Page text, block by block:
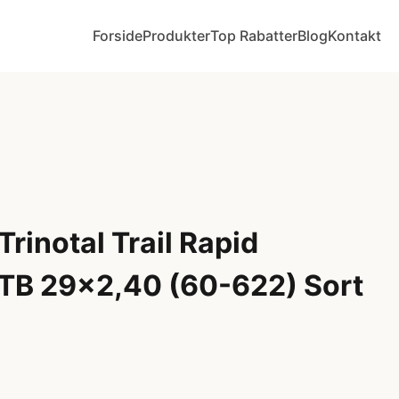
ForsideProdukterTop RabatterBlogKontakt
Trail Rapid
29x2,40 (60-622) Sort